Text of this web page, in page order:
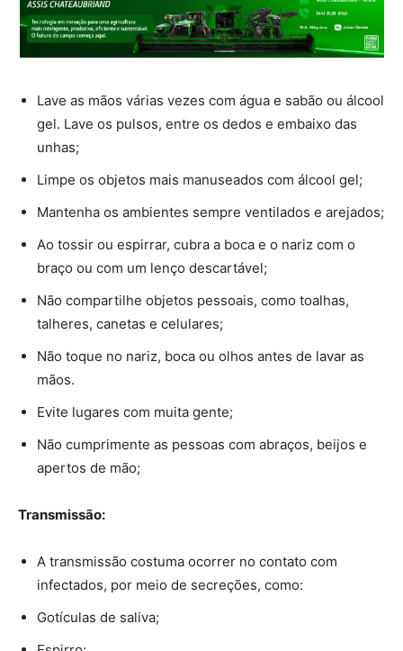
Lave as mãos várias vezes com água e sabão ou álcool
gel. Lave os pulsos, entre os dedos e embaixo das
unhas;
Limpe os objetos mais manuseados com álcool gel;
Mantenha os ambientes sempre ventilados e arejados;
Ao tossir ou espirrar, cubra a boca e o nariz com o
braço ou com um lenço descartável;
Não compartilhe objetos pessoais, como toalhas,
talheres, canetas e celulares;
Não toque no nariz, boca ou olhos antes de lavar as
mãos.
Evite lugares com muita gente;
Não cumprimente as pessoas com abraços, beijos e
apertos de mão;
Transmissão:
A transmissão costuma ocorrer no contato com
infectados, por meio de secreções, como:
Gotículas de saliva;